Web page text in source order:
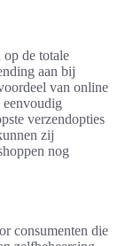
de totale
aan bij
van online
verzendopties
zij
nog
consumenten die